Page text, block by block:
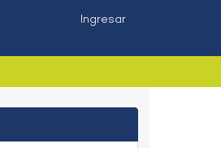
Ingresar